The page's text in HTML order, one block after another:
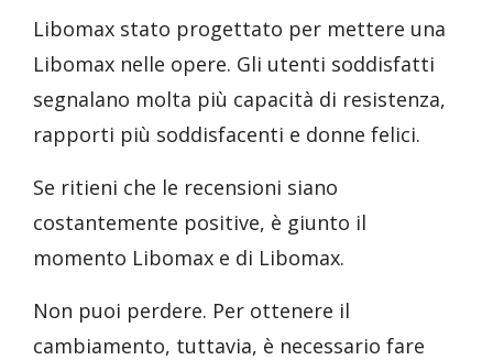
Libomax stato progettato per mettere una
Libomax nelle opere. Gli utenti soddisfatti
segnalano molta più capacità di resistenza,
rapporti più soddisfacenti e donne felici.
Se ritieni che le recensioni siano
costantemente positive, è giunto il
momento Libomax e di Libomax.
Non puoi perdere. Per ottenere il
cambiamento, tuttavia, è necessario fare